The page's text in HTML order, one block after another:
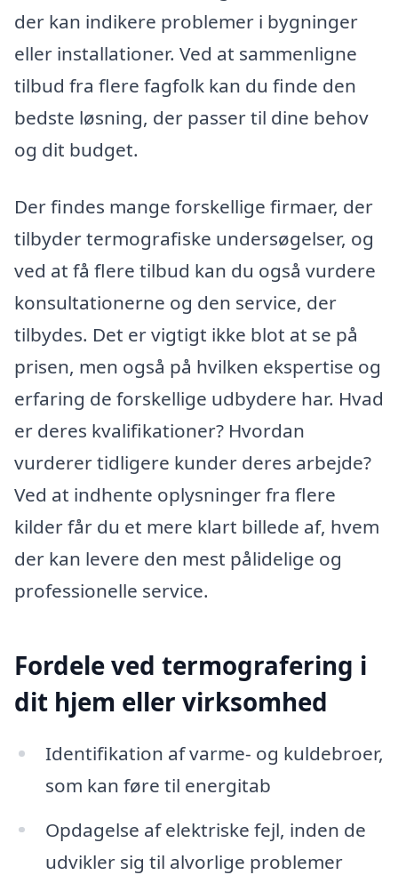
der kan indikere problemer i bygninger
eller installationer. Ved at sammenligne
tilbud fra flere fagfolk kan du finde den
bedste løsning, der passer til dine behov
og dit budget.
Der findes mange forskellige firmaer, der
tilbyder termografiske undersøgelser, og
ved at få flere tilbud kan du også vurdere
konsultationerne og den service, der
tilbydes. Det er vigtigt ikke blot at se på
prisen, men også på hvilken ekspertise og
erfaring de forskellige udbydere har. Hvad
er deres kvalifikationer? Hvordan
vurderer tidligere kunder deres arbejde?
Ved at indhente oplysninger fra flere
kilder får du et mere klart billede af, hvem
der kan levere den mest pålidelige og
professionelle service.
Fordele ved termografering i
dit hjem eller virksomhed
Identifikation af varme- og kuldebroer,
som kan føre til energitab
Opdagelse af elektriske fejl, inden de
udvikler sig til alvorlige problemer